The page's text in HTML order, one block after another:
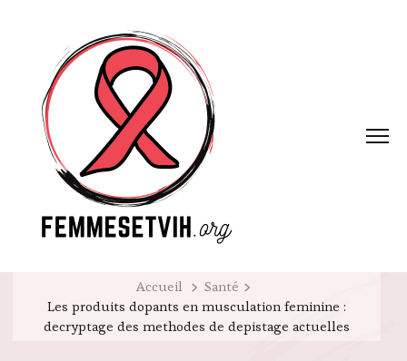
Accueil
Santé
Les produits dopants en musculation feminine :
decryptage des methodes de depistage actuelles